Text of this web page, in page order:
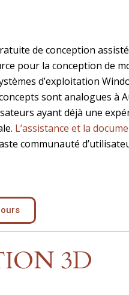
de conception
pour la conception de
d’exploitation
sont analogues à
ayant déjà une
L’assistance et la
communauté
3D